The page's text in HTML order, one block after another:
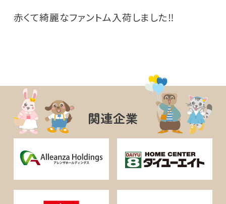
赤くて綺麗なファントム入荷しました‼️
関連企業